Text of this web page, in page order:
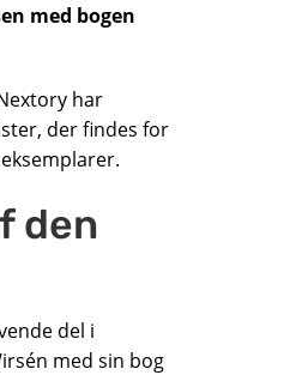
med bogen
har
der findes for
den
del i
med sin bog